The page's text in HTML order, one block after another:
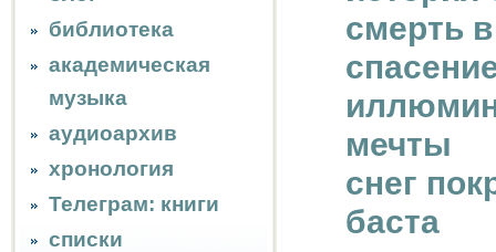
библиотека
академическая
музыка
аудиоархив
хронология
Телеграм: книги
списки
смерть
мечты
снег
баста